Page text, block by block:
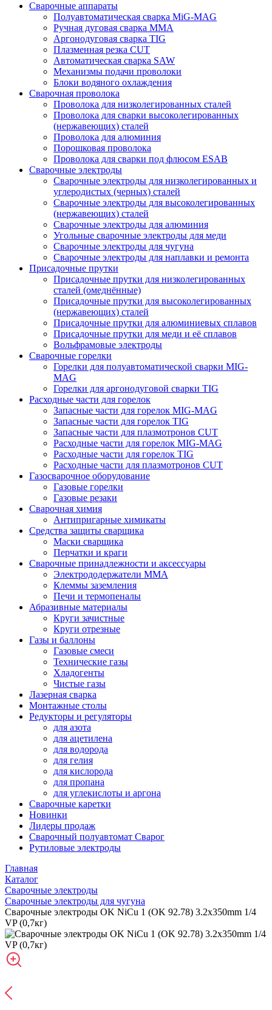
Сварочные аппараты
Полуавтоматическая сварка MiG-MAG
Ручная дуговая сварка MMA
Аргонодуговая сварка TIG
Плазменная резка CUT
Автоматическая сварка SAW
Механизмы подачи проволоки
Блоки водяного охлаждения
Сварочная проволока
Проволока для низколегированных сталей
Проволока для сварки высоколегированных
(нержавеющих) сталей
Проволока для алюминия
Порошковая проволока
Проволока для сварки под флюсом ESAB
Сварочные электроды
Сварочные электроды для низколегированных и
углеродистых (черных) сталей
Сварочные электроды для высоколегированных
(нержавеющих) сталей
Сварочные электроды для алюминия
Угольные сварочные электроды для меди
Сварочные электроды для чугуна
Сварочные электроды для наплавки и ремонта
Присадочные прутки
Присадочные прутки для низколегированных
сталей (омеднённые)
Присадочные прутки для высоколегированных
(нержавеющих) сталей
Присадочные прутки для алюминиевых сплавов
Присадочные прутки для меди и её сплавов
Вольфрамовые электроды
Сварочные горелки
Горелки для полуавтоматической сварки MIG-
MAG
Горелки для аргонодуговой сварки TIG
Расходные части для горелок
Запасные части для горелок MIG-MAG
Запасные части для горелок TIG
Запасные части для плазмотронов CUT
Расходные части для горелок MIG-MAG
Расходные части для горелок TIG
Расходные части для плазмотронов CUT
Газосварочное оборудование
Газовые горелки
Газовые резаки
Сварочная химия
Антипригарные химикаты
Средства защиты сварщика
Маски сварщика
Перчатки и краги
Сварочные принадлежности и аксессуары
Электрододержатели MMA
Клеммы заземления
Печи и термопеналы
Абразивные материалы
Круги зачистные
Круги отрезные
Газы и баллоны
Газовые смеси
Технические газы
Хладогенты
Чистые газы
Лазерная сварка
Монтажные столы
Редукторы и регуляторы
для азота
для ацетилена
для водорода
для гелия
для кислорода
для пропана
для углекислоты и аргона
Сварочные каретки
Новинки
Лидеры продаж
Сварочный полуавтомат Сварог
Рутиловые электроды
Главная
Каталог
Сварочные электроды
Сварочные электроды для чугуна
Сварочные электроды OK NiCu 1 (OK 92.78) 3.2x350mm 1/4
VP (0,7кг)